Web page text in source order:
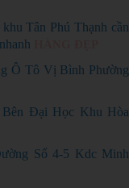
Tân Phú Thạnh cần
Ô Tô Vị Bình Phường
Đại Học Khu Hòa
Số 4-5 Kdc Minh